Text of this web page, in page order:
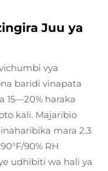
Juu ya
vya
baridi vinapata
15—20% haraka
kali. Majaribio
mara 2.3
90% RH
udhibiti wa hali ya